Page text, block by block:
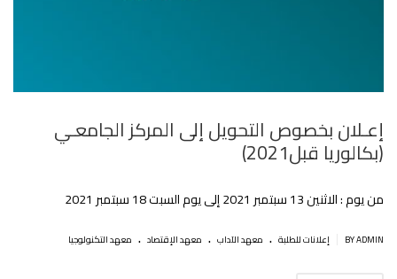
إعـلان بخصوص التحويل إلى المركز الجامعـي
(بكالوريا قبل2021)
من يوم : الاثنين 13 سبتمبر 2021 إلى يوم السبت 18 سبتمبر 2021
BY ADMIN إعلانات للطلبة . معهد الآداب . معهد الإقتصاد . معهد التكنولوجيا